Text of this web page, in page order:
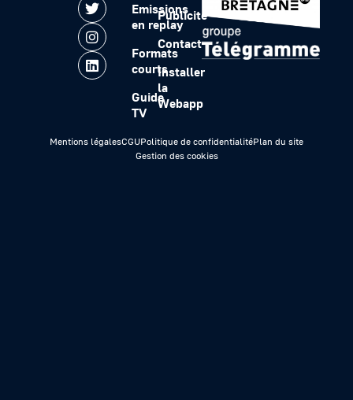
Emissions
en replay
Formats
courts
Guide
TV
Publicité
Contact
Installer
la
Webapp
Mentions légalesCGUPolitique de confidentialitéPlan du site
Gestion des cookies